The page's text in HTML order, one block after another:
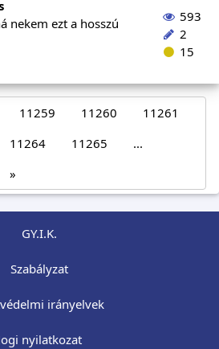
nekem ezt a hosszú
593
2
15
11259 11260
11261
11264 11265
...
»
GY.I.K.
Szabályzat
irányelvek
nyilatkozat